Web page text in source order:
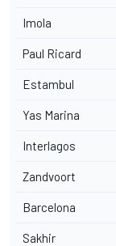
Imola
Paul Ricard
Estambul
Yas Marina
Interlagos
Zandvoort
Barcelona
Sakhir